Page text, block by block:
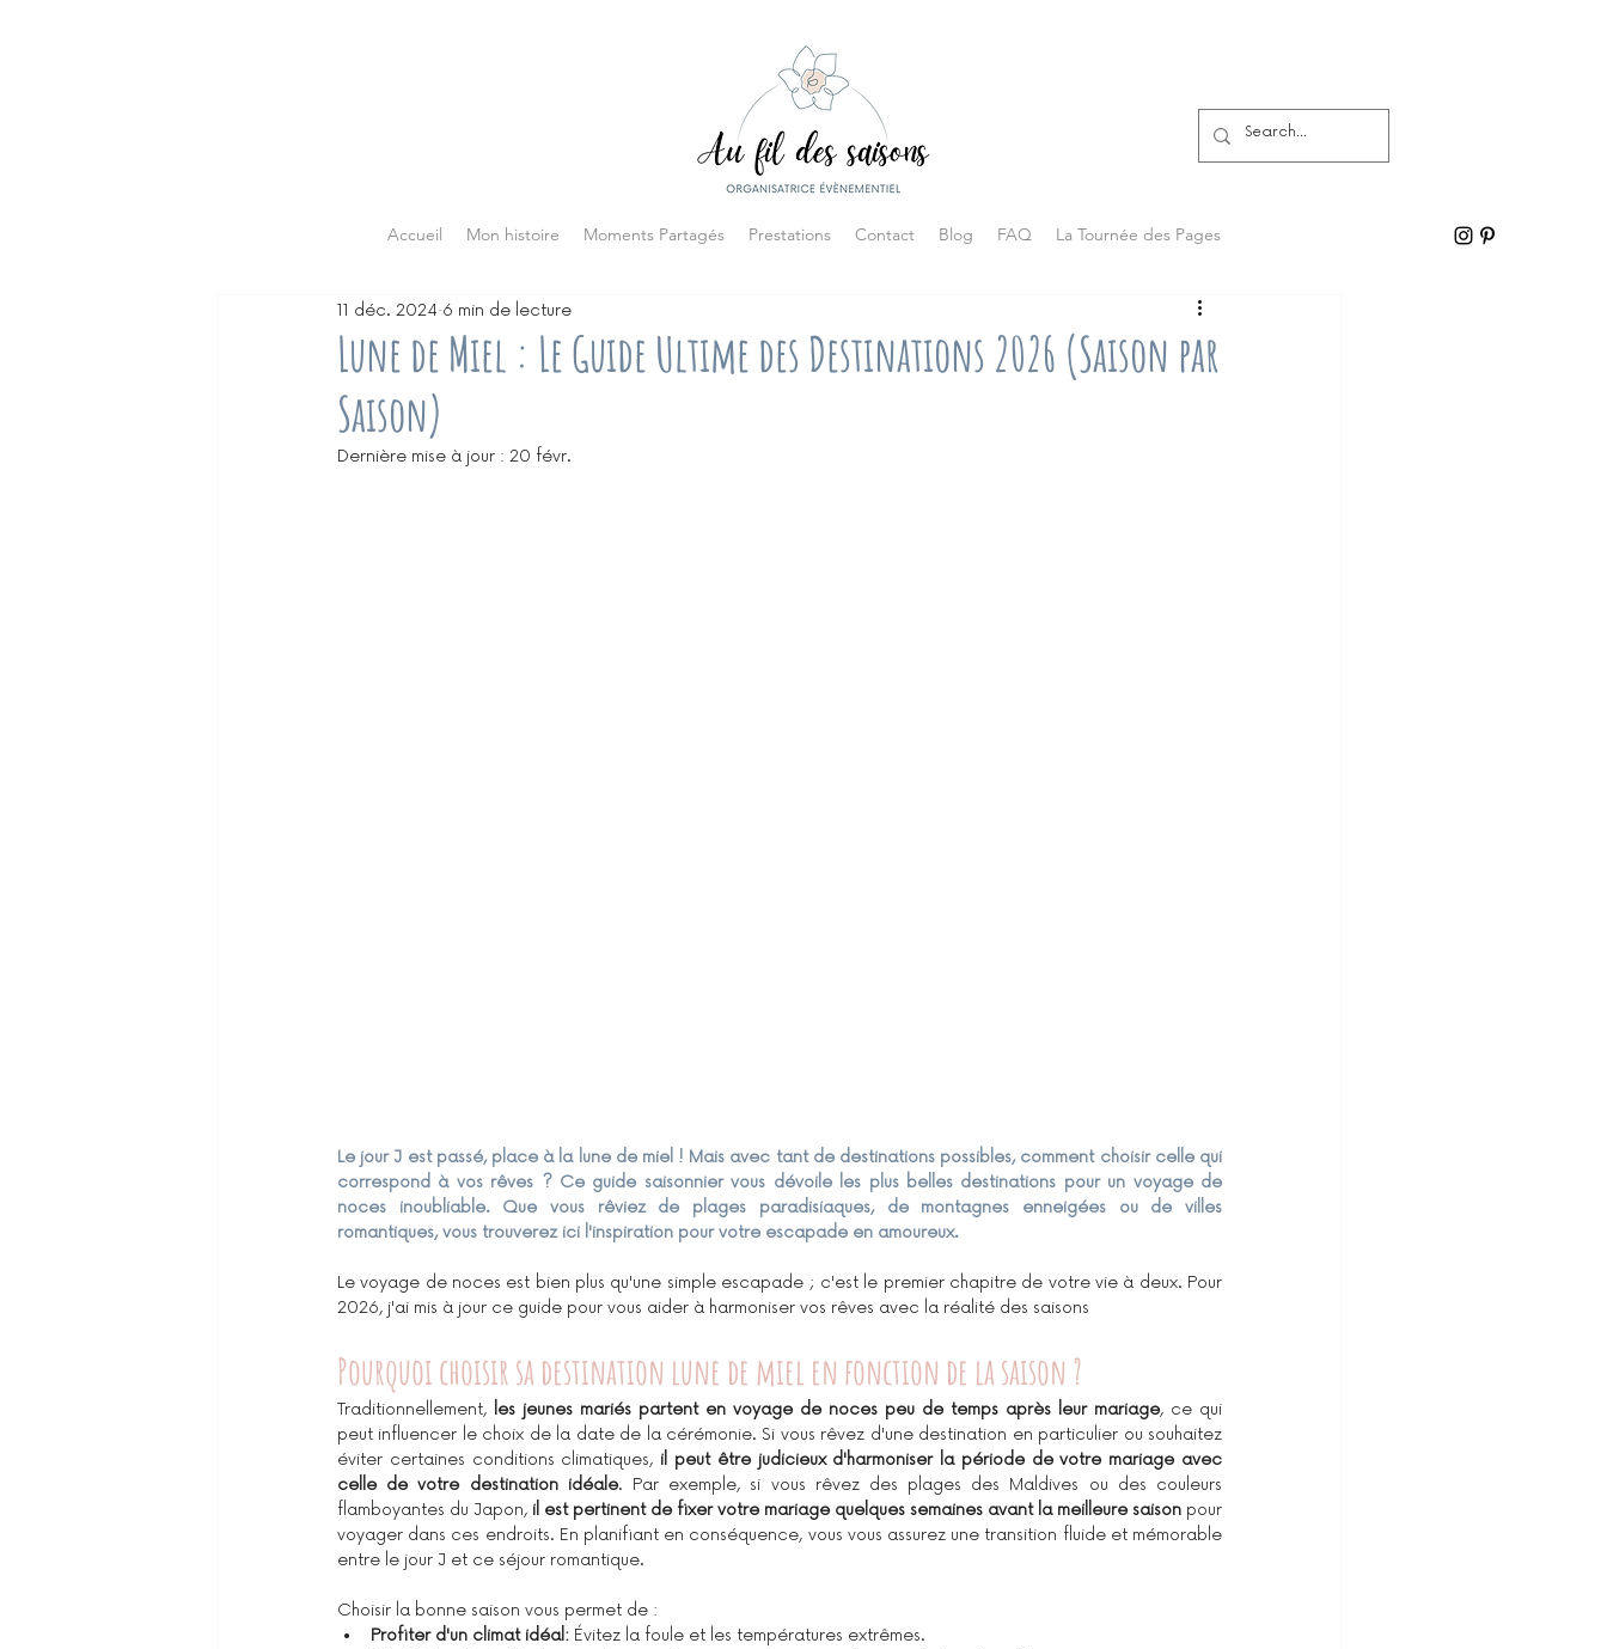
Accueil Mon histoire Moments Partagés Prestations Contact Blog FAQ La Tournée des Pages
Lune de Miel : Le Guide Ultime des Destinations 2026 (Saison par
Saison)
11 déc. 2024 6 min de lecture
Dernière mise à jour : 20 févr.
Le jour J est passé, place à la lune de miel ! Mais avec tant de destinations possibles, comment choisir celle qui
correspond à vos rêves ? Ce guide saisonnier vous dévoile les plus belles destinations pour un voyage de
noces inoubliable. Que vous rêviez de plages paradisiaques, de montagnes enneigées ou de villes
romantiques, vous trouverez ici l'inspiration pour votre escapade en amoureux.
Le voyage de noces est bien plus qu'une simple escapade ; c'est le premier chapitre de votre vie à deux. Pour
2026, j'ai mis à jour ce guide pour vous aider à harmoniser vos rêves avec la réalité des saisons
Pourquoi choisir sa destination lune de miel en fonction de la saison ?
Traditionnellement, les jeunes mariés partent en voyage de noces peu de temps après leur mariage, ce qui
peut influencer le choix de la date de la cérémonie. Si vous rêvez d'une destination en particulier ou souhaitez
éviter certaines conditions climatiques, il peut être judicieux d'harmoniser la période de votre mariage avec
celle de votre destination idéale. Par exemple, si vous rêvez des plages des Maldives ou des couleurs
flamboyantes du Japon, il est pertinent de fixer votre mariage quelques semaines avant la meilleure saison pour
voyager dans ces endroits. En planifiant en conséquence, vous vous assurez une transition fluide et mémorable
entre le jour J et ce séjour romantique.
Choisir la bonne saison vous permet de :
Profiter d'un climat idéal: Évitez la foule et les températures extrêmes.